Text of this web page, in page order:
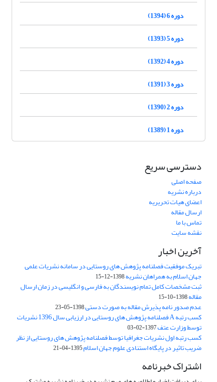
دوره 6 (1394)
دوره 5 (1393)
دوره 4 (1392)
دوره 3 (1391)
دوره 2 (1390)
دوره 1 (1389)
دسترسی سریع
صفحه اصلی
درباره نشریه
اعضای هیات تحریریه
ارسال مقاله
تماس با ما
نقشه سایت
آخرین اخبار
تبریک موفقیت فصلنامه پژوهش های روستایی در سامانه نشریات علمی
جهان اسلام به همراهان نشریه1398-12-15
ثبت مشخصات کامل تمام نویسندگان به فارسی و انگلیسی در زمان ارسال
مقاله1398-10-15
عدم صدور نامه پذیرش مقاله به صورت دستی1398-05-23
کسب رتبه A فصلنامه پژوهش های روستایی در ارزیابی سال 1396 نشریات
توسط وزارت عتف1397-02-03
کسب رتبه اول نشریات جغرافیا توسط فصلنامه پژوهش های روستایی از نظر
ضریب تاثیر در پایگاه استنادی علوم جهان اسلام1395-04-21
اشتراک خبرنامه